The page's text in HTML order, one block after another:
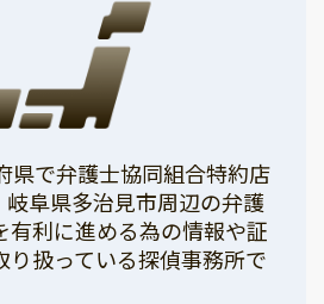
県で弁護士協同組合特約店
岐阜県多治見市周辺の弁護
有利に進める為の情報や証
り扱っている探偵事務所で